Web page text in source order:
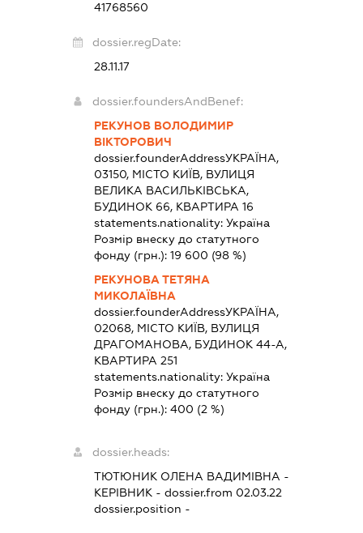
41768560
dossier.regDate:
28.11.17
dossier.foundersAndBenef:
РЕКУНОВ ВОЛОДИМИР
ВІКТОРОВИЧ
dossier.founderAddressУКРАЇНА,
03150, МІСТО КИЇВ, ВУЛИЦЯ
ВЕЛИКА ВАСИЛЬКІВСЬКА,
БУДИНОК 66, КВАРТИРА 16
statements.nationality:Україна
Розмір внеску до статутного
фонду (грн.):19 600 (98 %)
РЕКУНОВА ТЕТЯНА
МИКОЛАЇВНА
dossier.founderAddressУКРАЇНА,
02068, МІСТО КИЇВ, ВУЛИЦЯ
ДРАГОМАНОВА, БУДИНОК 44-А,
КВАРТИРА 251
statements.nationality:Україна
Розмір внеску до статутного
фонду (грн.):400 (2 %)
dossier.heads:
ТЮТЮНИК ОЛЕНА ВАДИМІВНА -
КЕРІВНИК - dossier.from 02.03.22
dossier.position -